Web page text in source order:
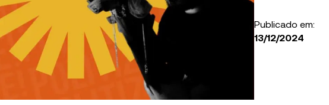
Conozca la historia y
las ideas del Partido
(PRO): historia y política
Publicado em:
13/12/2024